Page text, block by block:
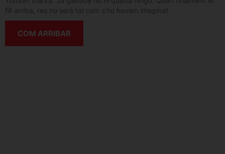
fill arriba, res no serà tal com s’ho havien imaginat.
COM ARRIBAR